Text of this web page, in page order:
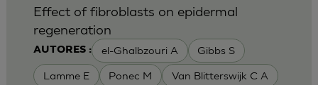
AUTORES : el-Ghalbzouri A Gibbs S
Lamme E Ponec M Van Blitterswijk C A
Effect of fibroblasts on epidermal
regeneration